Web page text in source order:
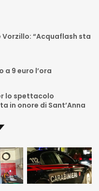
Vorzillo: “Acquaflash sta
a 9 euro l’ora
lo spettacolo
in onore di Sant’Anna